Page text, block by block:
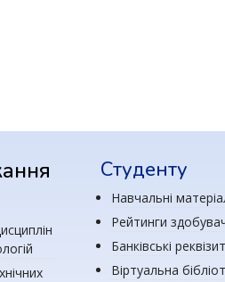
методична робота циклової
Студенту
Навчальні
Рейтинги
Банківські
Віртуальна